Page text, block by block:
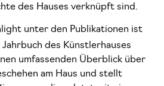
des Hauses verknüpft sind.
unter den Publikationen ist
Jahrbuch des Künstlerhauses
umfassenden Überblick über
am Haus und stellt